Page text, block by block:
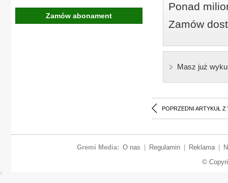
Ponad
Zamów
Masz już
POPRZEDNI ARTYKUŁ Z
Zamów abonament
Gremi Media: O nas Regulamin Reklama
©